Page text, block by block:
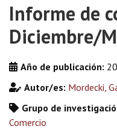
Informe de
Diciembre/
Año de publicación:
Autor/es: Mordecki,
Grupo de
Comercio